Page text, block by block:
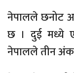
नेपालले छनोट
छ । दुई मध्ये
नेपालले तीन